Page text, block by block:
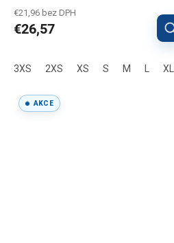
€21,96 bez DPH
€26,57
3XS 2XS XS S M L XL
AKCE